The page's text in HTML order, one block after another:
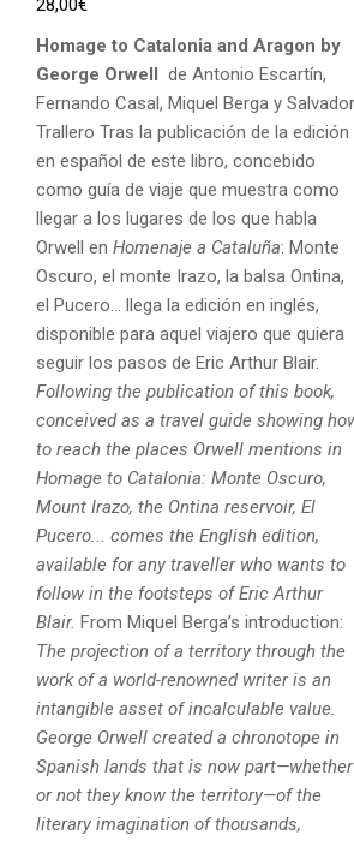
28,00€
Homage to Catalonia and Aragon by
George Orwell de Antonio Escartín,
Fernando Casal, Miquel Berga y Salvador
Trallero Tras la publicación de la edición
en español de este libro, concebido
como guía de viaje que muestra como
llegar a los lugares de los que habla
Orwell en Homenaje a Cataluña: Monte
Oscuro, el monte Irazo, la balsa Ontina,
el Pucero... llega la edición en inglés,
disponible para aquel viajero que quiera
seguir los pasos de Eric Arthur Blair.
Following the publication of this book,
conceived as a travel guide showing
to reach the places Orwell mentions in
Homage to Catalonia: Monte Oscuro,
Mount Irazo, the Ontina reservoir, El
Pucero... comes the English edition,
available for any traveller who wants to
follow in the footsteps of Eric Arthur
Blair. From Miquel Berga’s introduction:
The projection of a territory through the
work of a world-renowned writer is an
intangible asset of incalculable value.
George Orwell created a chronotope in
Spanish lands that is now part—whether
or not they know the territory—of the
literary imagination of thousands,